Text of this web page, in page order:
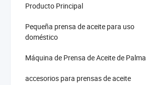
Producto Principal
Pequeña prensa de aceite para uso
doméstico
Máquina de Prensa de Aceite de Palma
accesorios para prensas de aceite